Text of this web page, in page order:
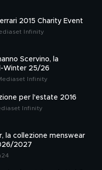
2015 Charity Event
Infinity
Scervino, la
Winter 25/26
Infinity
per l'estate 2016
Infinity
la collezione menswear
2027